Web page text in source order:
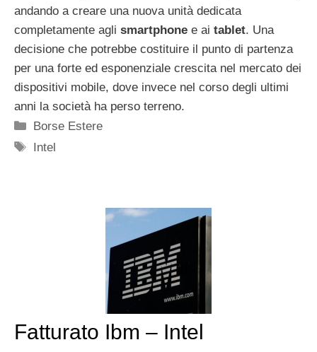
andando a creare una nuova unità dedicata
completamente agli smartphone e ai tablet. Una
decisione che potrebbe costituire il punto di partenza
per una forte ed esponenziale crescita nel mercato dei
dispositivi mobile, dove invece nel corso degli ultimi
anni la società ha perso terreno.
Categorie
Borse Estere
Tag
Intel
Fatturato Ibm – Intel